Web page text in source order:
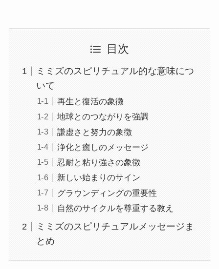
目次
ミミズのスピリチュアル的な意味につ
いて
再生と復活の象徴
地球とのつながりを強調
謙虚さと努力の象徴
浄化と癒しのメッセージ
忍耐と粘り強さの象徴
新しい始まりのサイン
グラウンディングの重要性
自然のサイクルを尊重する教え
ミミズのスピリチュアルメッセージま
とめ